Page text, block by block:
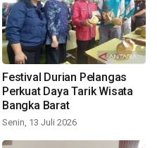
Festival Durian Pelangas
Perkuat Daya Tarik Wisata
Bangka Barat
Senin, 13 Juli 2026